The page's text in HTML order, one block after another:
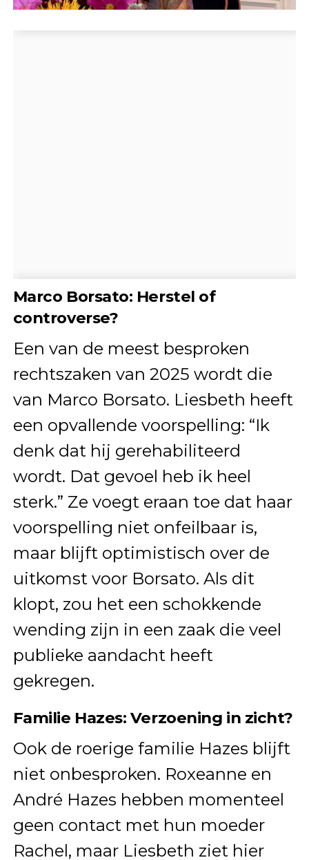
Marco Borsato: Herstel of
controverse?
Een van de meest besproken
rechtszaken van 2025 wordt die
van Marco Borsato. Liesbeth heeft
een opvallende voorspelling: “Ik
denk dat hij gerehabiliteerd
wordt. Dat gevoel heb ik heel
sterk.” Ze voegt eraan toe dat haar
voorspelling niet onfeilbaar is,
maar blijft optimistisch over de
uitkomst voor Borsato. Als dit
klopt, zou het een schokkende
wending zijn in een zaak die veel
publieke aandacht heeft
gekregen.
Familie Hazes: Verzoening in zicht?
Ook de roerige familie Hazes blijft
niet onbesproken. Roxeanne en
André Hazes hebben momenteel
geen contact met hun moeder
Rachel, maar Liesbeth ziet hier